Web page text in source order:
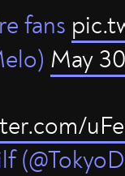
fans
May